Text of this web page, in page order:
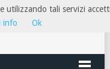
utilizzando tali servizi
info Ok